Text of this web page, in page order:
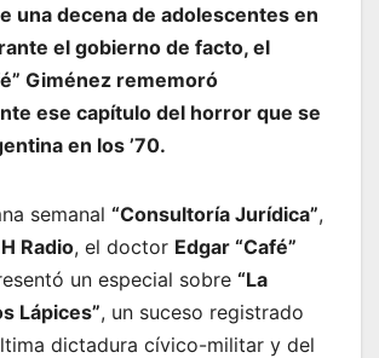
una decena de adolescentes en
el gobierno de facto, el
Giménez rememoró
ese capítulo del horror que se
en los ’70.
semanal “Consultoría Jurídica”,
Radio, el doctor Edgar “Café”
un especial sobre “La
Lápices”, un suceso registrado
dictadura cívico-militar y del